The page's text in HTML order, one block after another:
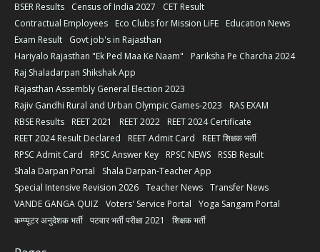
BSER Results Census of India 2027
CET Result
Contractual Employees
Eco Clubs for Mission LiFE
Education News
Exam Result
Govt job's in Rajasthan
Hariyalo Rajasthan "Ek Ped Maa Ke Naam"
Pariksha Pe Charcha 2024
Raj Shaladarpan Shikshak App
Rajasthan Assembly General Election 2023
Rajiv Gandhi Rural and Urban Olympic Games-2023
RAS EXAM
RBSE Results
REET 2021 REET 2022
REET 2024 Certificate
REET 2024 Result Declared
REET Admit Card
REET शिक्षक भर्ती
RPSC Admit Card
RPSC Answer Key RPSC NEWS
RSSB Result
Shala Darpan Portal
Shala Darpan-Teacher App
Special Intensive Revision 2026 Teacher News Transfer News
VANDE GANGA QUIZ Voters' Service Portal
Yoga Sangam Portal
कम्प्यूटर अनुदेशक भर्ती पटवार भर्ती परीक्षा 2021 शिक्षक भर्ती